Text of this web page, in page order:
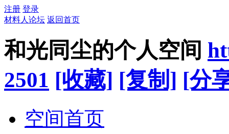
注册 登录
材料人论坛 返回首页
和光同尘的个人空间
2501 [收藏] [复制] [分
空间首页